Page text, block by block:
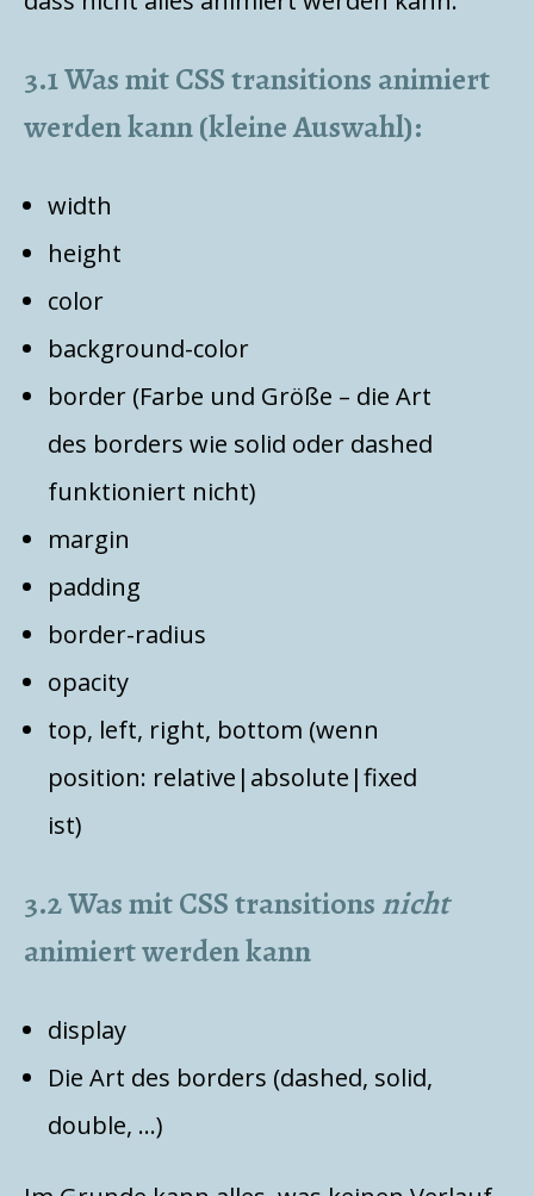
3.1 Was mit CSS transitions animiert
werden kann (kleine Auswahl):
width
height
color
background-color
border (Farbe und Größe – die Art
des borders wie solid oder dashed
funktioniert nicht)
margin
padding
border-radius
opacity
top, left, right, bottom (wenn
position: relative|absolute|fixed
ist)
3.2 Was mit CSS transitions nicht
animiert werden kann
display
Die Art des borders (dashed, solid,
double, …)